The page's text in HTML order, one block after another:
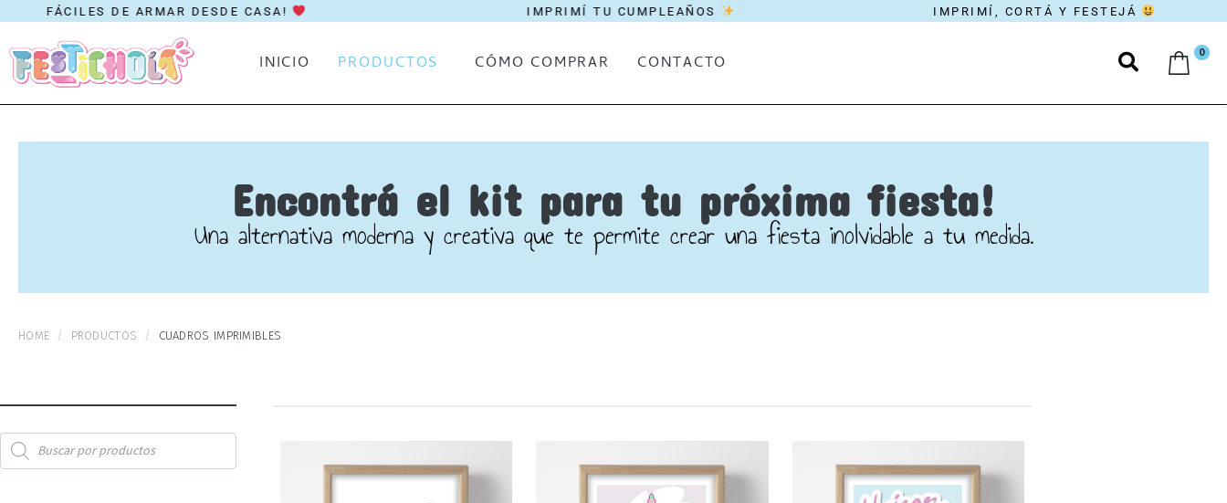
DE ARMAR DESDE CASA! IMPRIMÍ TU CUMPLEAÑOS IMPRIMÍ, CORTÁ Y FESTEJÁ
INICIO PRODUCTOS CÓMO COMPRAR CONTACTO 0
Encontrá el kit para tu próxima fiesta!
Una alternativa moderna y creativa que te permite crear una fiesta inolvidable a tu medida.
HOME PRODUCTOS CUADROS IMPRIMIBLES